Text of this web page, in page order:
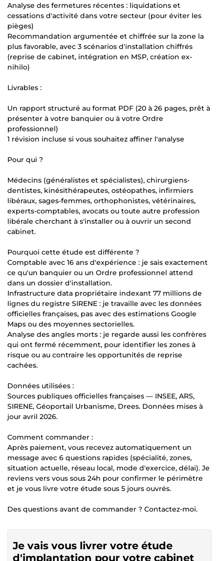
Analyse des fermetures récentes : liquidations et
cessations d'activité dans votre secteur (pour éviter les
pièges)
Recommandation argumentée et chiffrée sur la zone la
plus favorable, avec 3 scénarios d'installation chiffrés
(reprise de cabinet, intégration en MSP, création ex-
nihilo)
Livrables :
Un rapport structuré au format PDF (20 à 26 pages, prêt à
présenter à votre banquier ou à votre Ordre
professionnel)
1 révision incluse si vous souhaitez affiner l'analyse
Pour qui ?
Médecins (généralistes et spécialistes), chirurgiens-
dentistes, kinésithérapeutes, ostéopathes, infirmiers
libéraux, sages-femmes, orthophonistes, vétérinaires,
experts-comptables, avocats ou toute autre profession
libérale cherchant à s'installer ou à ouvrir un second
cabinet.
Pourquoi cette étude est différente ?
Comptable avec 16 ans d'expérience : je sais exactement
ce qu'un banquier ou un Ordre professionnel attend
dans un dossier d'installation.
Infrastructure data propriétaire indexant 77 millions de
lignes du registre SIRENE : je travaille avec les données
officielles françaises, pas avec des estimations Google
Maps ou des moyennes sectorielles.
Analyse des angles morts : je regarde aussi les confrères
qui ont fermé récemment, pour identifier les zones à
risque ou au contraire les opportunités de reprise
cachées.
Données utilisées :
Sources publiques officielles françaises — INSEE, ARS,
SIRENE, Géoportail Urbanisme, Drees. Données mises à
jour avril 2026.
Comment commander :
Après paiement, vous recevez automatiquement un
message avec 6 questions rapides (spécialité, zones,
situation actuelle, réseau local, mode d'exercice, délai). Je
reviens vers vous sous 24h pour confirmer le périmètre
et je vous livre votre étude sous 5 jours ouvrés.
Des questions avant de commander ? Contactez-moi.
Je vais vous livrer votre étude
d'implantation pour votre cabinet